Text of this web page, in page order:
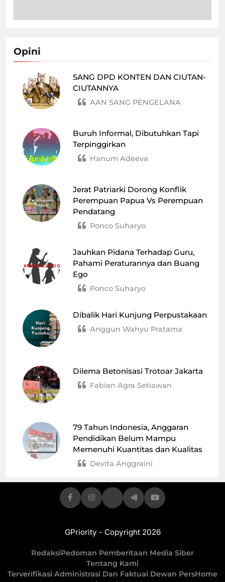
Opini
SANG DPD KONTEN DAN CIUTAN-
CIUTANNYA
AAN SANG PENGELANA
Buruh Informal, Dibutuhkan Tapi
Terpinggirkan
Hanum Adeeva
Jerat Patriarki Dorong Konflik
Perempuan Papua Vs Perempuan
Pendatang
Ponco Suharyo
Jauhkan Pidana Terhadap Guru,
Pahami Peraturannya dan Buang
Ego
Ponco Suharyo
Dibalik Hari Kunjung Perpustakaan
Anggun Wahyu Pratama
Dilema Betonisasi Trotoar Jakarta
Fabian Agra Setiawan
79 Tahun Indonesia, Anggaran
Pendidikan Belum Mampu
Memenuhi Kuantitas dan Kualitas
Devita Anggraini
GPriority - Copyright 2026
RedaksiPedoman Pemberitaan Media Siber
Tentang Kami
Terverifikasi Administrasi Dan Faktual Dewan PersHome